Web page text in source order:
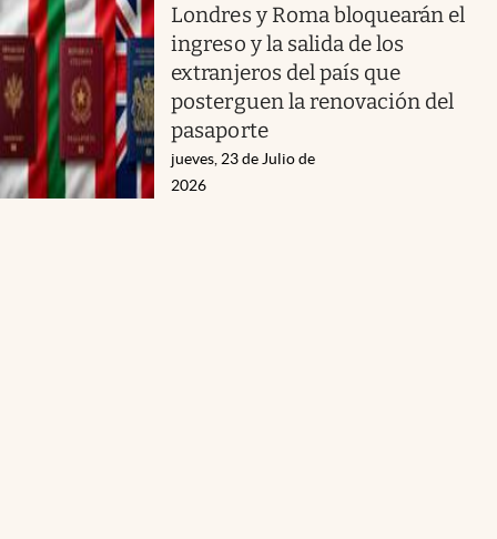
Londres y Roma bloquearán el
ingreso y la salida de los
extranjeros del país que
posterguen la renovación del
pasaporte
jueves, 23 de Julio de
2026